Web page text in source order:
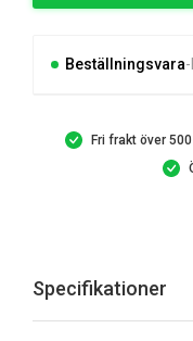
2
8.8, Beställningsvara
Fri frakt över
Specifikationer